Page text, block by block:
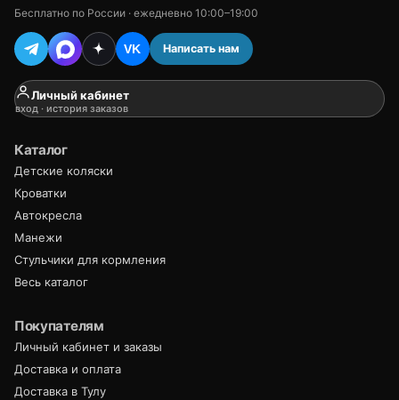
Бесплатно по России · ежедневно 10:00–19:00
VK Написать нам
Личный кабинет
вход · история заказов
Каталог
Детские коляски
Кроватки
Автокресла
Манежи
Стульчики для кормления
Весь каталог
Покупателям
Личный кабинет и заказы
Доставка и оплата
Доставка в Тулу